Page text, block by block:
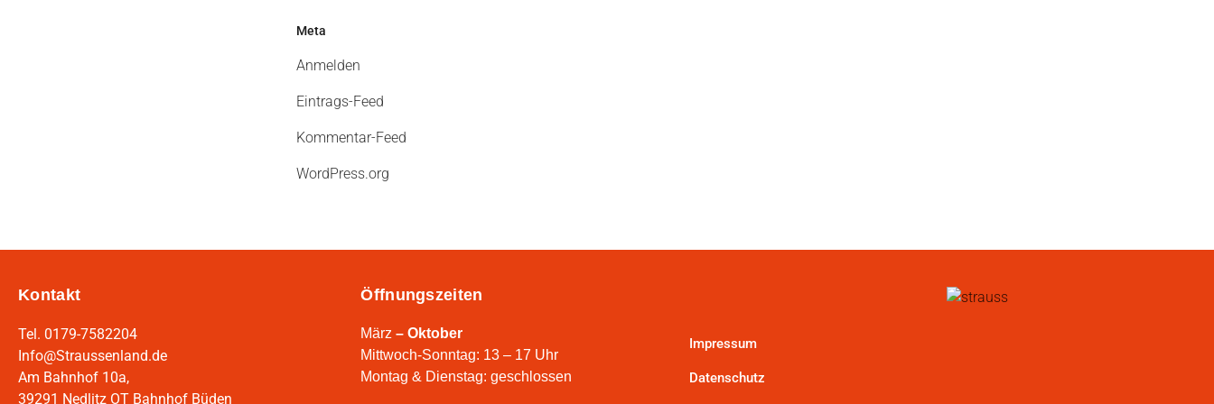
Meta
Anmelden
Eintrags-Feed
Kommentar-Feed
WordPress.org
Kontakt
Tel. 0179-7582204
Info@Straussenland.de
Am Bahnhof 10a,
39291 Nedlitz OT Bahnhof Büden
Öffnungszeiten
März – Oktober
Mittwoch-Sonntag: 13 – 17 Uhr
Montag & Dienstag: geschlossen
Impressum
Datenschutz